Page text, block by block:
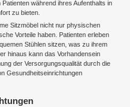
während ihres Aufenthalts in
zu bieten.
Sitzmöbel nicht nur physischen
Vorteile haben. Patienten erleben
Stühlen sitzen, was zu ihrem
hinaus kann das Vorhandensein
der Versorgungsqualität durch die
Gesundheitseinrichtungen